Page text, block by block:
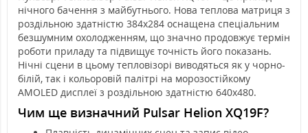
нічного бачення з майбутнього. Нова теплова матриця з
роздільною здатністю 384х284 оснащена спеціальним
безшумним охолодженням, що значно продовжує термін
роботи приладу та підвищує точність його показань.
Нічні сцени в цьому тепловізорі виводяться як у чорно-
білій, так і кольоровій палітрі на морозостійкому
AMOLED дисплеї з роздільною здатністю 640х480.
Чим ще визначний Pulsar Helion XQ19F?